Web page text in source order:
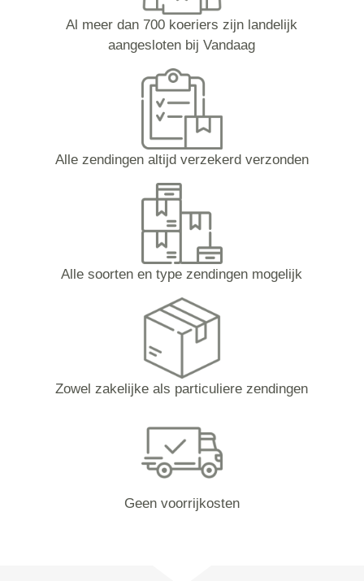
Al meer dan 700 koeriers zijn landelijk
aangesloten bij Vandaag
Alle zendingen altijd verzekerd verzonden
Alle soorten en type zendingen mogelijk
Zowel zakelijke als particuliere zendingen
Geen voorrijkosten